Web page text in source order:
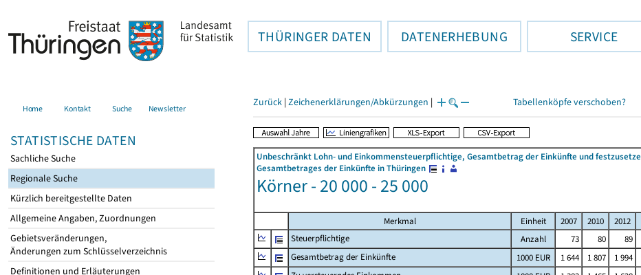
THÜRINGER DATEN DATENERHEBUNG SERVICE
Home Kontakt Suche Newsletter
STATISTISCHE DATEN
Sachliche Suche
Regionale Suche
Kürzlich bereitgestellte Daten
Allgemeine Angaben, Zuordnungen
Gebietsveränderungen,
Änderungen zum Schlüsselverzeichnis
Definitionen und Erläuterungen
Zurück | Zeichenerklärungen/Abkürzungen | Tabellenköpfe verschoben?
Unbeschränkt Lohn- und Einkommensteuerpflichtige, Gesamtbetrag der Einkünfte und
Gesamtbetrages der Einkünfte in Thüringen
Körner - 20 000 - 25 000
Merkmal Einheit 2007 2010 2012
Steuerpflichtige
Anzahl 73 80 89
Gesamtbetrag der Einkünfte
1000 EUR 1 644 1 807 1 994